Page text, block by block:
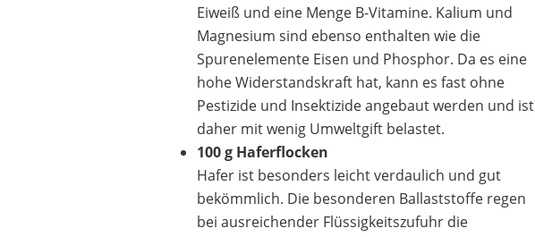
Eiweiß und eine Menge B-Vitamine. Kalium und
Magnesium sind ebenso enthalten wie die
Spurenelemente Eisen und Phosphor. Da es eine
hohe Widerstandskraft hat, kann es fast ohne
Pestizide und Insektizide angebaut werden und ist
daher mit wenig Umweltgift belastet.
100 g Haferflocken
Hafer ist besonders leicht verdaulich und gut
bekömmlich. Die besonderen Ballaststoffe regen
bei ausreichender Flüssigkeitszufuhr die